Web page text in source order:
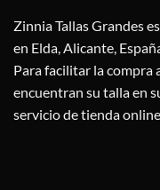
Zinnia Tallas Grandes
en Elda, Alicante,
Para facilitar la compra
encuentran su talla en
servicio de tienda